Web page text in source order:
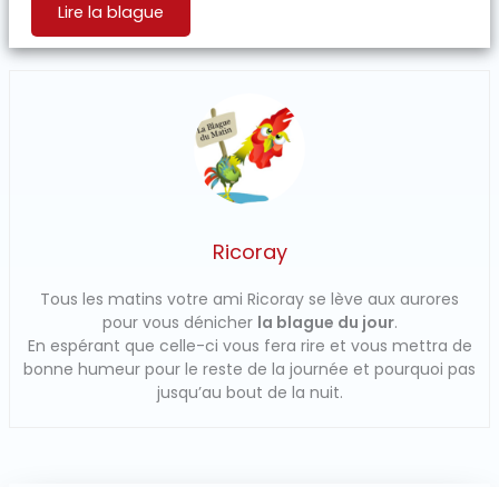
Lire la blague
Ricoray
Tous les matins votre ami Ricoray se lève aux aurores
pour vous dénicher la blague du jour.
En espérant que celle-ci vous fera rire et vous mettra de
bonne humeur pour le reste de la journée et pourquoi pas
jusqu’au bout de la nuit.